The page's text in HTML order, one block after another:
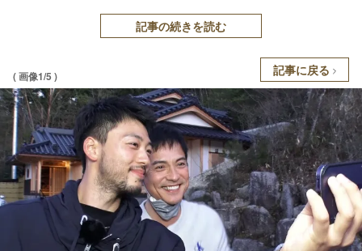
記事の続きを読む
( 画像1/5 ) 記事に戻る